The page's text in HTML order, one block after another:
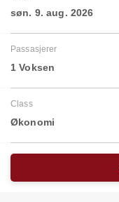
søn. 9. aug. 2026
Passasjerer
1 Voksen
Class
Økonomi